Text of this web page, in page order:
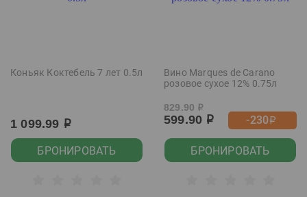
Коньяк Коктебель 7 лет 0.5л
1 099.99 р
БРОНИРОВАТЬ
Вино Marques de Carano
розовое сухое 12% 0.75л
829.90 р
599.90 р -230р
БРОНИРОВАТЬ